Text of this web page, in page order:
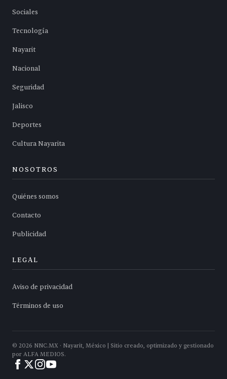
Sociales
Tecnología
Nayarit
Nacional
Seguridad
Jalisco
Deportes
Cultura Nayarita
NOSOTROS
Quiénes somos
Contacto
Publicidad
LEGAL
Aviso de privacidad
Términos de uso
© 2026 NNC.MX · Nayarit, México | Sitio creado, optimizado y gestionado
por ALFA MEDIOS.